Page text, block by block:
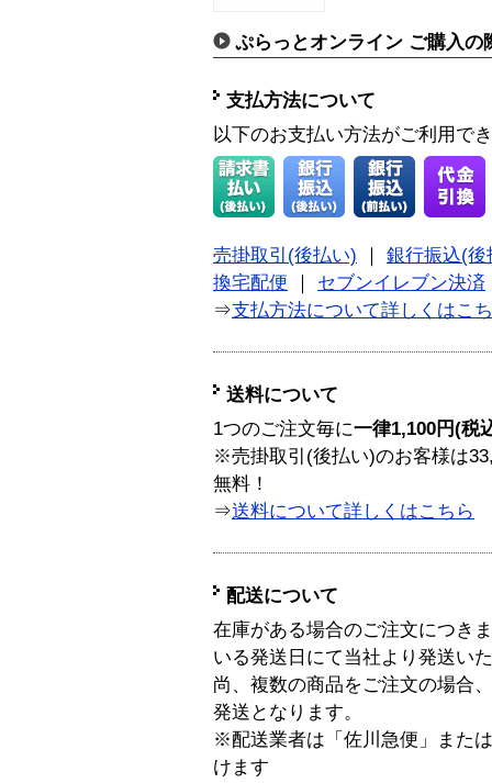
ぷらっとオンライン ご購入の
支払方法について
以下のお支払い方法がご利用で
売掛取引(後払い)
銀行振込(後
換宅配便
セブンイレブン決済
⇒支払方法について詳しくはこ
送料について
1つのご注文毎に一律1,100円(税
※売掛取引(後払い)のお客様は
無料！
⇒送料について詳しくはこちら
配送について
在庫がある場合のご注文につき
いる発送日にて当社より発送い
尚、複数の商品をご注文の場合
発送となります。
※配送業者は「佐川急便」また
けます